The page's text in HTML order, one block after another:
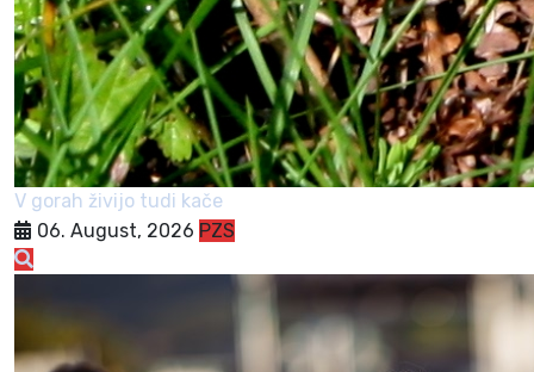
V gorah živijo tudi kače
06. August, 2026 PZS